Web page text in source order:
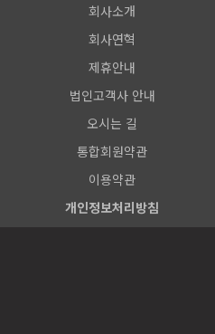
회사소개
회사연혁
제휴안내
법인고객사 안내
오시는 길
통합회원약관
이용약관
개인정보처리방침